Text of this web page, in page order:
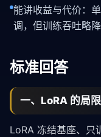
能讲收益与代价：
调，但训练吞吐略降
标准回答
一、LoRA 的局限
LoRA 冻结基座、只